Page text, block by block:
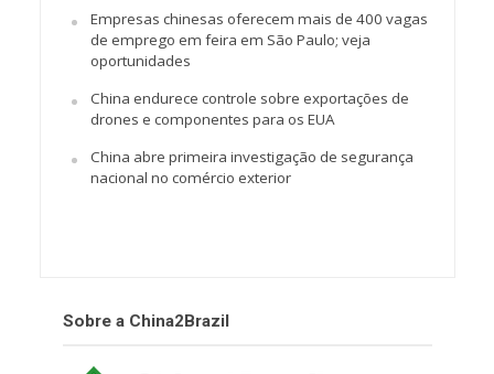
Empresas chinesas oferecem mais de 400 vagas
de emprego em feira em São Paulo; veja
oportunidades
China endurece controle sobre exportações de
drones e componentes para os EUA
China abre primeira investigação de segurança
nacional no comércio exterior
Sobre a China2Brazil